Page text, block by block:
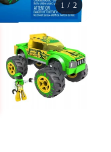
1 / 2